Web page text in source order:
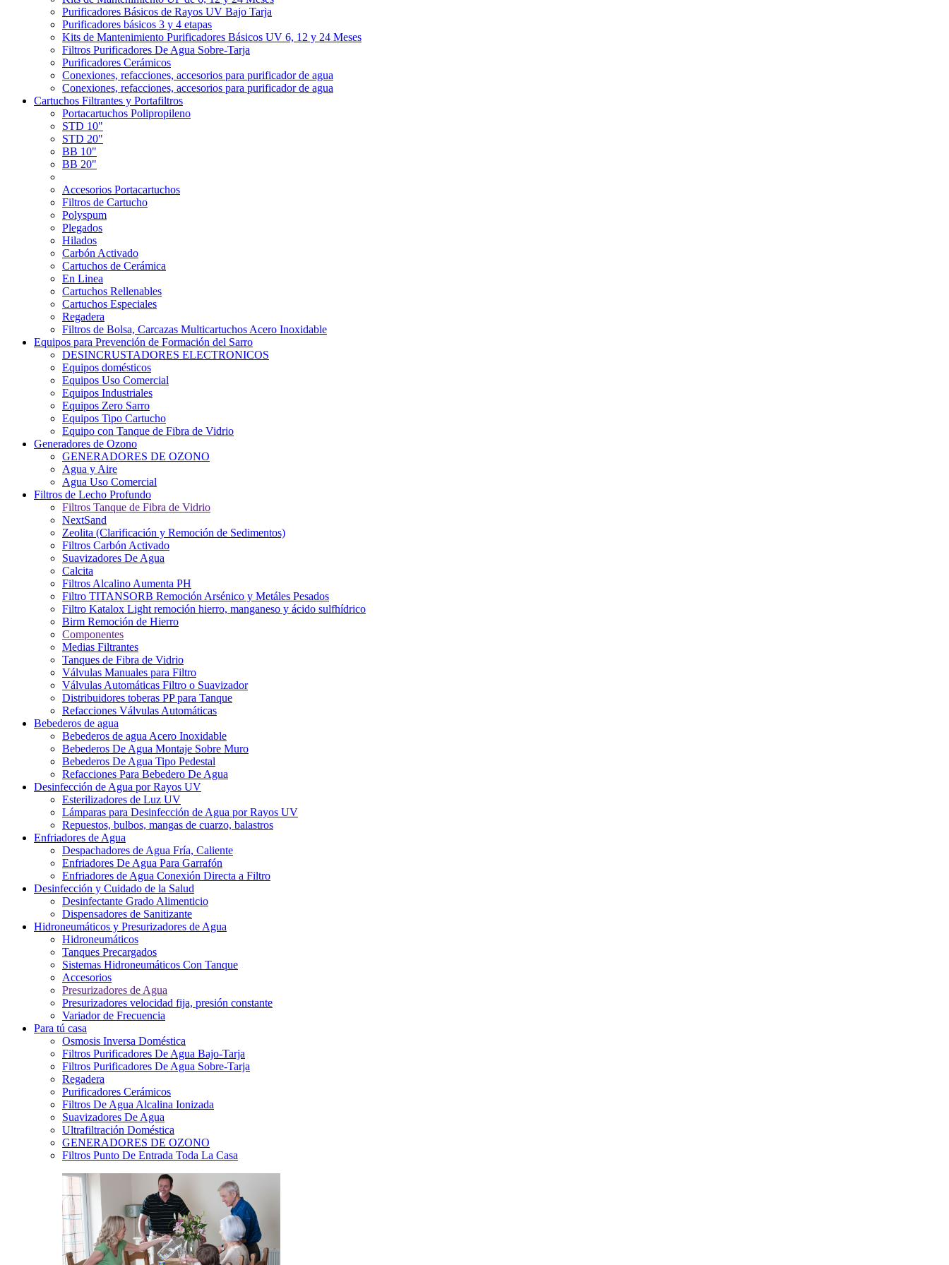
Purificadores Básicos de Rayos UV Bajo Tarja
Purificadores básicos 3 y 4 etapas
Kits de Mantenimiento Purificadores Básicos UV 6, 12 y 24 Meses
Filtros Purificadores De Agua Sobre-Tarja
Purificadores Cerámicos
Conexiones, refacciones, accesorios para purificador de agua
Conexiones, refacciones, accesorios para purificador de agua
Cartuchos Filtrantes y Portafiltros
Portacartuchos Polipropileno
STD 10"
STD 20"
BB 10"
BB 20"
Accesorios Portacartuchos
Filtros de Cartucho
Polyspum
Plegados
Hilados
Carbón Activado
Cartuchos de Cerámica
En Linea
Cartuchos Rellenables
Cartuchos Especiales
Regadera
Filtros de Bolsa, Carcazas Multicartuchos Acero Inoxidable
Equipos para Prevención de Formación del Sarro
DESINCRUSTADORES ELECTRONICOS
Equipos domésticos
Equipos Uso Comercial
Equipos Industriales
Equipos Zero Sarro
Equipos Tipo Cartucho
Equipo con Tanque de Fibra de Vidrio
Generadores de Ozono
GENERADORES DE OZONO
Agua y Aire
Agua Uso Comercial
Filtros de Lecho Profundo
Filtros Tanque de Fibra de Vidrio
NextSand
Zeolita (Clarificación y Remoción de Sedimentos)
Filtros Carbón Activado
Suavizadores De Agua
Calcita
Filtros Alcalino Aumenta PH
Filtro TITANSORB Remoción Arsénico y Metáles Pesados
Filtro Katalox Light remoción hierro, manganeso y ácido sulfhídrico
Birm Remoción de Hierro
Componentes
Medias Filtrantes
Tanques de Fibra de Vidrio
Válvulas Manuales para Filtro
Válvulas Automáticas Filtro o Suavizador
Distribuidores toberas PP para Tanque
Refacciones Válvulas Automáticas
Bebederos de agua
Bebederos de agua Acero Inoxidable
Bebederos De Agua Montaje Sobre Muro
Bebederos De Agua Tipo Pedestal
Refacciones Para Bebedero De Agua
Desinfección de Agua por Rayos UV
Esterilizadores de Luz UV
Lámparas para Desinfección de Agua por Rayos UV
Repuestos, bulbos, mangas de cuarzo, balastros
Enfriadores de Agua
Despachadores de Agua Fría, Caliente
Enfriadores De Agua Para Garrafón
Enfriadores de Agua Conexión Directa a Filtro
Desinfección y Cuidado de la Salud
Desinfectante Grado Alimenticio
Dispensadores de Sanitizante
Hidroneumáticos y Presurizadores de Agua
Hidroneumáticos
Tanques Precargados
Sistemas Hidroneumáticos Con Tanque
Accesorios
Presurizadores de Agua
Presurizadores velocidad fija, presión constante
Variador de Frecuencia
Para tú casa
Osmosis Inversa Doméstica
Filtros Purificadores De Agua Bajo-Tarja
Filtros Purificadores De Agua Sobre-Tarja
Regadera
Purificadores Cerámicos
Filtros De Agua Alcalina Ionizada
Suavizadores De Agua
Ultrafiltración Doméstica
GENERADORES DE OZONO
Filtros Punto De Entrada Toda La Casa